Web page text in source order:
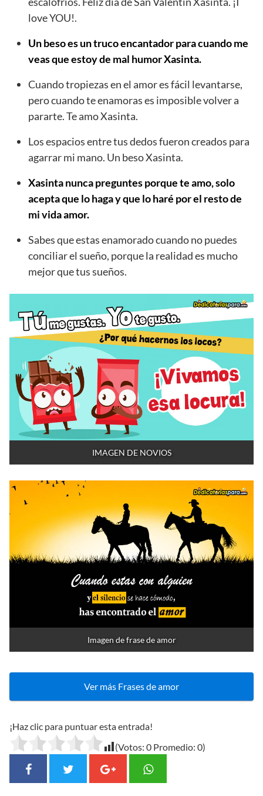
love YOU!.
Un beso es un truco encantador para cuando me
veas que estoy de mal humor Xasinta.
Cuando tropiezas en el amor es fácil levantarse,
pero cuando te enamoras es imposible volver a
pararte. Te amo Xasinta.
Los espacios entre tus dedos fueron creados para
agarrar mi mano. Un beso Xasinta.
Xasinta nunca preguntes porque te amo, solo
acepta que lo haga y que lo haré por el resto de
mi vida amor.
Sabes que estas enamorado cuando no puedes
conciliar el sueño, porque la realidad es mucho
mejor que tus sueños.
IMAGEN DE NOVIOS
Imagen de frase de amor
Ver más Frases de amor
¡Haz clic para puntuar esta entrada!
(Votos: 0 Promedio: 0)